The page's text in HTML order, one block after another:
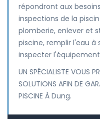
répondront aux
inspections de la
plomberie, enlever et
piscine, remplir l'eau à
inspecter
UN SPÉCIALISTE VOUS
SOLUTIONS AFIN DE
PISCINE À Dung.